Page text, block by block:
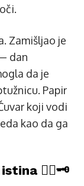
Zamišljao je
dan
da je
Papir
koji vodi
kao da ga
istina 🕵️‍♂️🗝️